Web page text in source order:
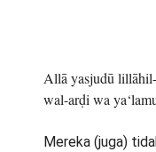
Allā yasjudū
wal-arḍi wa
Mereka (juga)